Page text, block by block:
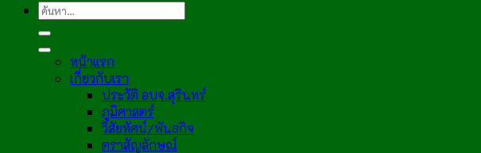
หน้าแรก
เกี่ยวกับเรา
ประวัติ อบจ.สุรินทร์
ภูมิศาสตร์
วิสัยทัศน์/พันธกิจ
ตราสัญลักษณ์